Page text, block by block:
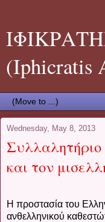
(Iphicratis
Wednesday, May 8, 2013
Συλλαλητήριο
και τον
Η προστασία του
ανθελληνικού